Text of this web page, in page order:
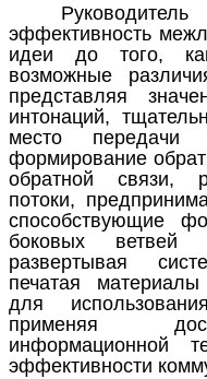
эффективность
идеи до того,
возможные
представляя
интонаций,
место
формирование
обратной связи,
потоки,
способствующие
боковых ветвей
развертывая
печатая
для
применяя
информационной
эффективности